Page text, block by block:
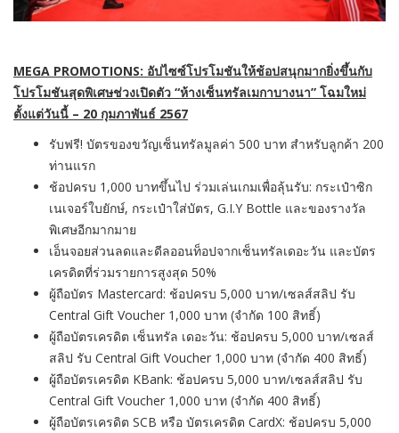
MEGA PROMOTIONS: อัปไซซ์โปรโมชันให้ช้อปสนุกมากยิ่งขึ้นกับ
โปรโมชันสุดพิเศษช่วงเปิดตัว “ห้างเซ็นทรัลเมกาบางนา” โฉมใหม่
ตั้งแต่วันนี้ – 20 กุมภาพันธ์ 2567
รับฟรี! บัตรของขวัญเซ็นทรัลมูลค่า 500 บาท สำหรับลูกค้า 200
ท่านแรก
ช้อปครบ 1,000 บาทขึ้นไป ร่วมเล่นเกมเพื่อลุ้นรับ: กระเป๋าซิก
เนเจอร์ใบยักษ์, กระเป๋าใส่บัตร, G.I.Y Bottle และของรางวัล
พิเศษอีกมากมาย
เอ็นจอยส่วนลดและดีลออนท็อปจากเซ็นทรัลเดอะวัน และบัตร
เครดิตที่ร่วมรายการสูงสุด 50%
ผู้ถือบัตร Mastercard: ช้อปครบ 5,000 บาท/เซลส์สลิป รับ
Central Gift Voucher 1,000 บาท (จำกัด 100 สิทธิ์)
ผู้ถือบัตรเครดิต เซ็นทรัล เดอะวัน: ช้อปครบ 5,000 บาท/เซลส์
สลิป รับ Central Gift Voucher 1,000 บาท (จำกัด 400 สิทธิ์)
ผู้ถือบัตรเครดิต KBank: ช้อปครบ 5,000 บาท/เซลส์สลิป รับ
Central Gift Voucher 1,000 บาท (จำกัด 400 สิทธิ์)
ผู้ถือบัตรเครดิต SCB หรือ บัตรเครดิต CardX: ช้อปครบ 5,000